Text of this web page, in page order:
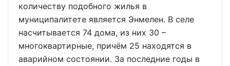
количеству подобного жилья в
муниципалитете является Энмелен. В селе
насчитывается 74 дома, из них 30 –
многоквартирные, причём 25 находятся в
аварийном состоянии. За последние годы в